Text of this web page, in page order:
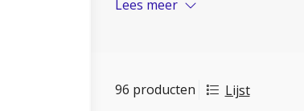
Lees meer
96 producten Lijst